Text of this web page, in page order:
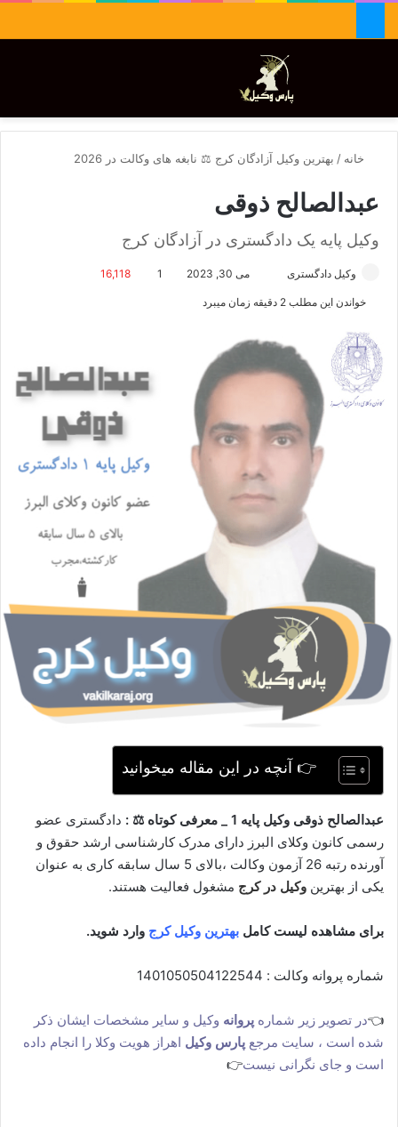
تغییر پوسته
خانه / بهترین وکیل آزادگان کرج ⚖️ نابغه های وکالت در 2026
عبدالصالح ذوقی
وکیل پایه یک دادگستری در آزادگان کرج
وکیل دادگستری
ا
م
ی
می 30, 2023 1
16,118
خواندن این مطلب 2 دقیقه زمان میبرد
👉 آنچه در این مقاله میخوانید
عبدالصالح ذوقی وکیل پایه 1 _ معرفی کوتاه ⚖ :
دادگستری عضو
رسمی کانون وکلای البرز دارای مدرک کارشناسی ارشد حقوق و
آورنده رتبه 26 آزمون وکالت ،بالای 5 سال سابقه کاری به عنوان
یکی از بهترین وکیل در کرج مشغول فعالیت هستند.
برای مشاهده لیست کامل بهترین وکیل کرج وارد شوید.
شماره پروانه وکالت : 1401050504122544
👈در تصویر زیر شماره پروانه وکیل و سایر مشخصات ایشان ذکر
شده است ، سایت مرجع پارس وکیل اهراز هویت وکلا را انجام داده
است و جای نگرانی نیست👉